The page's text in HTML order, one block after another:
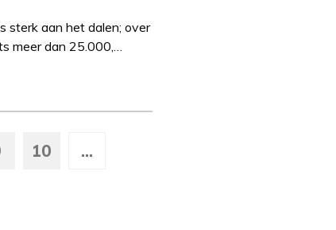
sterk aan het dalen; over
meer dan 25.000,…
10 ...